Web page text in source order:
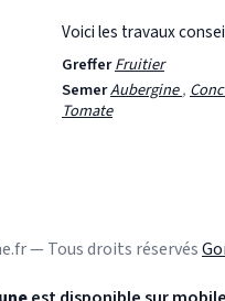
Voici les travaux
GrefferFruitier
SemerAubergine,
Tomate
— Tous droits réservés